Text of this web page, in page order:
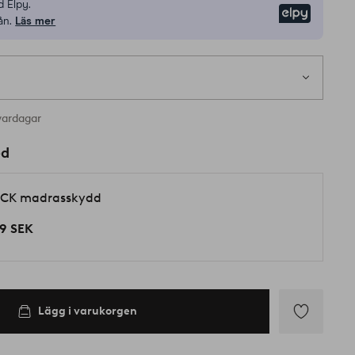
Elpy.
Läs mer
i lager
madrasskydd
SEK
Lägg i varukorgen